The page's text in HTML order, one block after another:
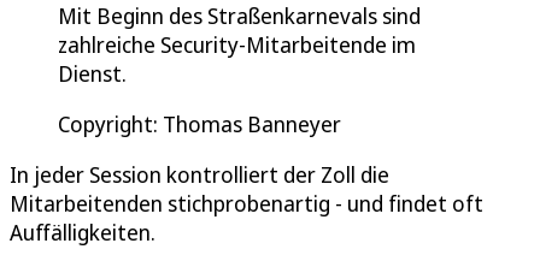
Mit Beginn des Straßenkarnevals sind
zahlreiche Security-Mitarbeitende im
Dienst.
Copyright: Thomas Banneyer
In jeder Session kontrolliert der Zoll die
Mitarbeitenden stichprobenartig - und findet oft
Auffälligkeiten.